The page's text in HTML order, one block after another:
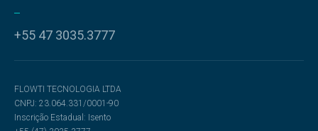
+55 47 3035.3777
FLOWTI TECNOLOGIA LTDA
CNPJ: 23.064.331/0001-90
Inscrição Estadual: Isento